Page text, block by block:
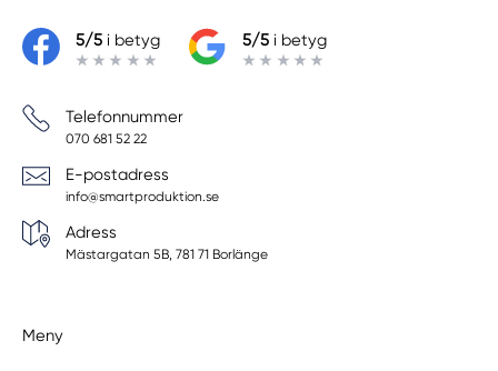
5/5i betyg 5/5i betyg
Telefonnummer
070 681 52 22
E-postadress
info@smartproduktion.se
Adress
Mästargatan 5B, 781 71 Borlänge
Meny